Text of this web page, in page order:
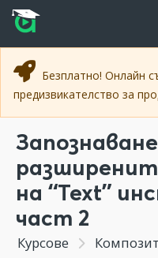
Прескочи към основното
Прескочи към навигацията
Безплатно! Онлайн
предизвикателство за
на “Text”
част 2
Курсове